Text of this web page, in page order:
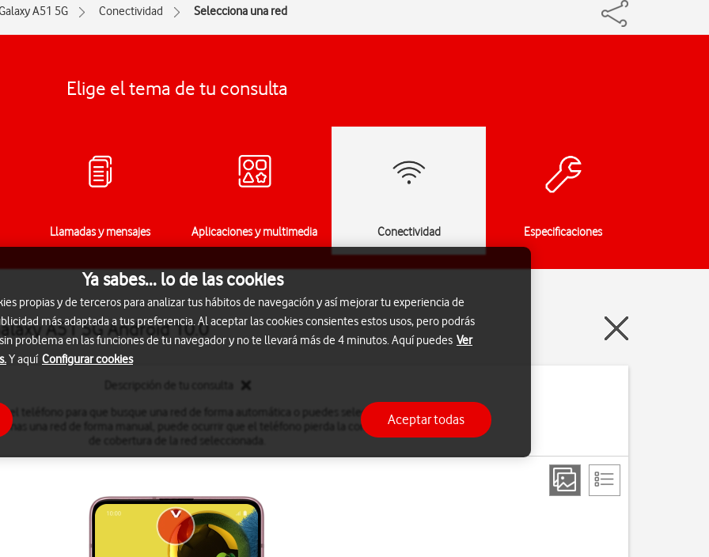
A51 5G Conectividad Selecciona una red
Elige el tema de tu consulta
Llamadas y mensajes Aplicaciones y multimedia Conectividad Especificaciones
A51 5G Android 10.0
el teléfono para que busque una red de forma automática o puedes seleccionar una red
una red de forma manual, puede ocurrir que el teléfono pierda la conexión si sales del área
Ya sabes... lo de las cookies
propias y de terceros para analizar tus hábitos de navegación y así mejorar tu experiencia de
más adaptada a tus preferencia. Al aceptar las cookies consientes estos usos, pero podrás
problema en las funciones de tu navegador y no te llevará más de 4 minutos. Aquí puedes Ver
Y aquí Configurar cookies
Aceptar todas